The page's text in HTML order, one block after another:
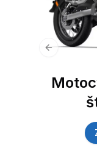
Previous